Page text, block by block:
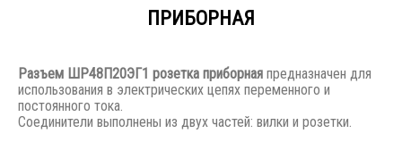
ПРИБОРНАЯ
Разъем ШР48П20ЭГ1 розетка приборная предназначен для
использования в электрических цепях переменного и
постоянного тока.
Соединители выполнены из двух частей: вилки и розетки.